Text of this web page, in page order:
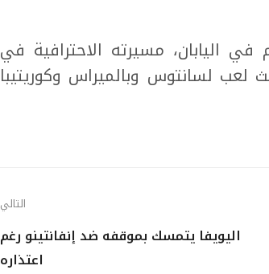
في اليابان، مسيرته الاحترافية في
لعب لسانتوس وبالميراس وكوريتيبا
التالي
اليويفا يتمسك بموقفه ضد إنفانتينو رغم
اعتذاره